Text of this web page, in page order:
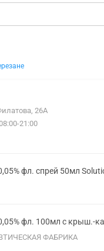
26А
21:00
фл. спрей 50мл
фл. 100мл с крыш.-
ФАБРИКА